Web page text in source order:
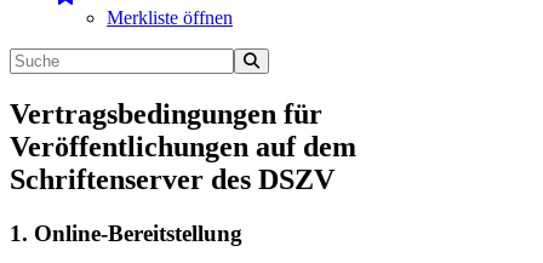
Merkliste öffnen
Vertragsbedingungen für
Veröffentlichungen auf dem
Schriftenserver des DSZV
1. Online-Bereitstellung